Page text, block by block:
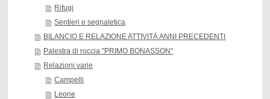
Rifugi
Sentieri e segnaletica
BILANCIO E RELAZIONE ATTIVITÀ ANNI PRECEDENTI
Palestra di roccia "PRIMO BONASSON"
Relazioni varie
Campelli
Leone